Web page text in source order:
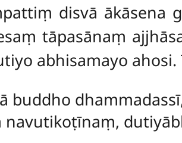
disvā ākāsena
tāpasānaṃ
abhisamayo ahosi.
buddho
navutikoṭīnaṃ,